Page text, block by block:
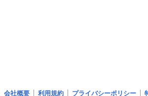
会社概要 利用規約 プライバシーポリシー